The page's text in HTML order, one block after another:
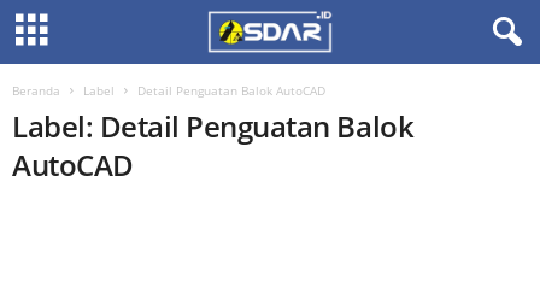
Beranda Label Detail Penguatan Balok AutoCAD
Label: Detail Penguatan Balok
AutoCAD